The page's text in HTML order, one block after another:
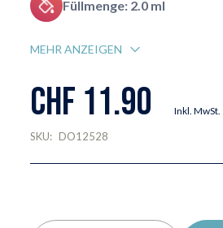
Füllmenge: 2.0 ml
MEHR ANZEIGEN
CHF 11.90 Inkl. MwSt.
SKU: DO12528